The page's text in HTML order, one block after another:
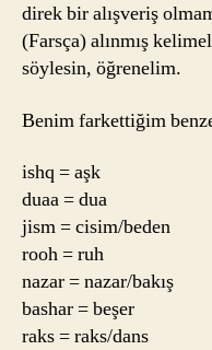
direk bir alışveriş
(Farsça) alınmış
söylesin, öğrenelim.
Benim farkettiğim
ishq = aşk
duaa = dua
jism = cisim/beden
rooh = ruh
nazar = nazar/bakış
bashar = beşer
raks = raks/dans